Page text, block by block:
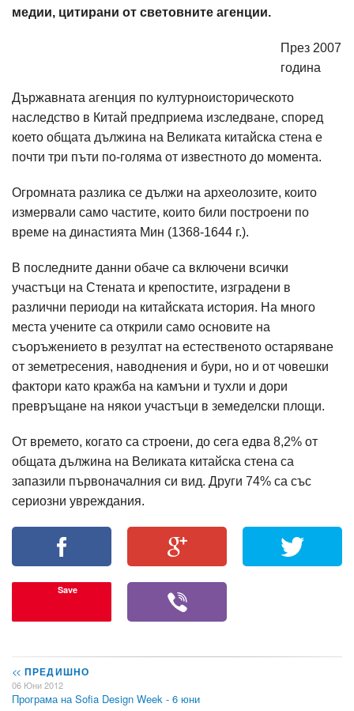
медии, цитирани от световните агенции.
През 2007
година
Държавната агенция по културноисторическото
наследство в Китай предприема изследване, според
което общата дължина на Великата китайска стена е
почти три пъти по-голяма от известното до момента.
Огромната разлика се дължи на археолозите, които
измервали само частите, които били построени по
време на династията Мин (1368-1644 г.).
В последните данни обаче са включени всички
участъци на Стената и крепостите, изградени в
различни периоди на китайската история. На много
места учените са открили само основите на
съоръжението в резултат на естественото остаряване
от земетресения, наводнения и бури, но и от човешки
фактори като кражба на камъни и тухли и дори
превръщане на някои участъци в земеделски площи.
От времето, когато са строени, до сега едва 8,2% от
общата дължина на Великата китайска стена са
запазили първоначалния си вид. Други 74% са със
сериозни увреждания.
Save
<< ПРЕДИШНО
06 Юни 2012
Програма на Sofia Design Week - 6 юни